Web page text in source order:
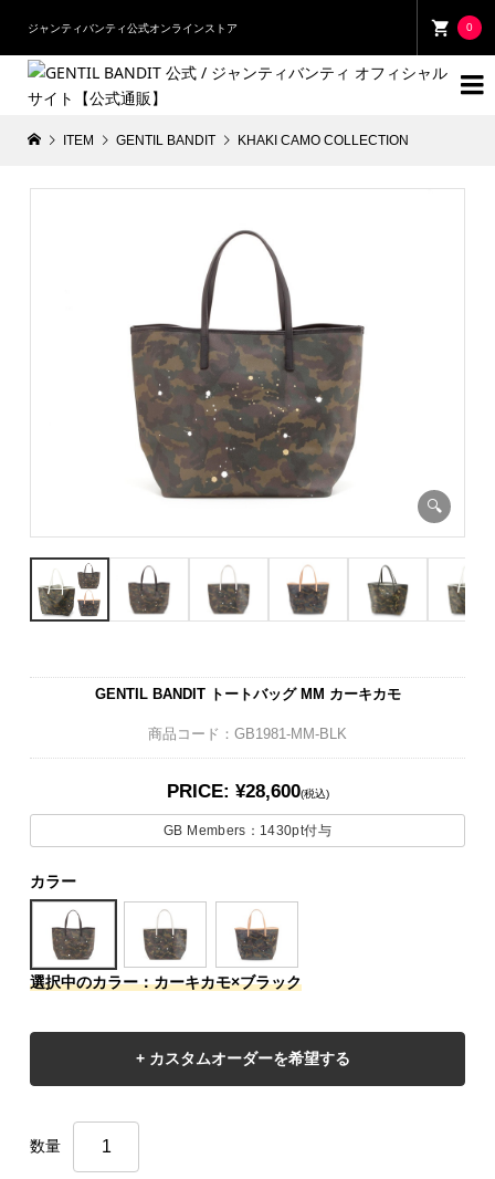
ジャンティバンティ公式オンラインストア 0

ITEM GENTIL BANDIT KHAKI CAMO COLLECTION
GENTIL BANDIT トートバッグ MM カーキカモ
商品コード：GB1981-MM-BLK
PRICE: ¥28,600(税込)
GB Members： 1430pt付与
カラー
選択中のカラー：カーキカモ×ブラック
数量